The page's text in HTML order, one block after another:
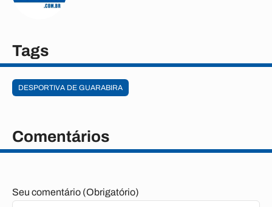
Tags
DESPORTIVA DE GUARABIRA
Comentários
Seu comentário (Obrigatório)